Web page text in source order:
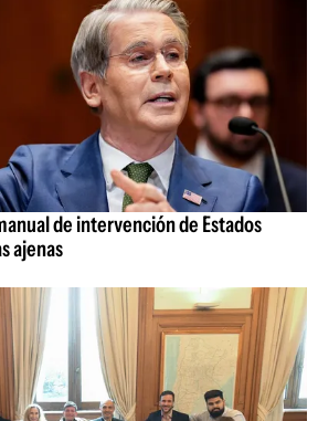
de intervención de Estados
ajenas